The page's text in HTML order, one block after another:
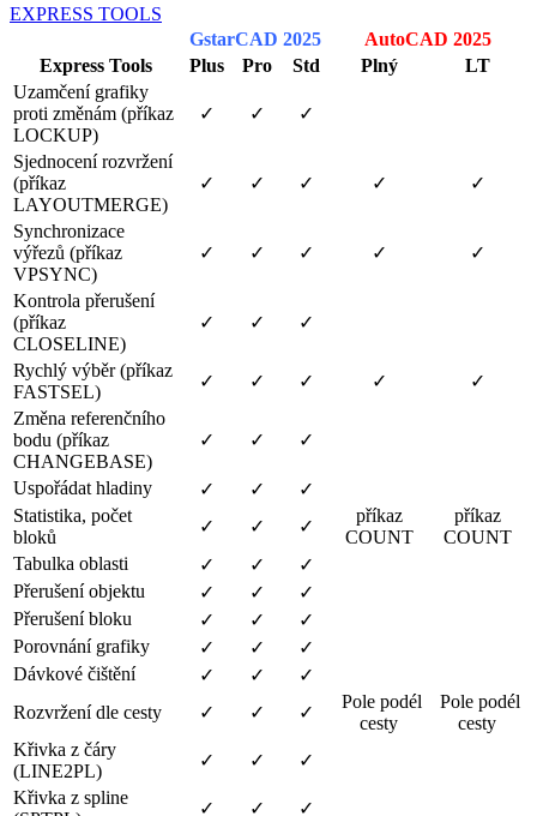
EXPRESS TOOLS
GstarCAD 2025
AutoCAD 2025
Express Tools
Plus Pro Std Plný
LT
Uzamčení grafiky
proti změnám (příkaz
LOCKUP)
✓ ✓ ✓
Sjednocení rozvržení
(příkaz
LAYOUTMERGE)
✓ ✓ ✓ ✓ ✓
Synchronizace
výřezů (příkaz
VPSYNC)
✓ ✓ ✓ ✓ ✓
Kontrola přerušení
(příkaz
CLOSELINE)
✓ ✓ ✓
Rychlý výběr (příkaz
FASTSEL)
✓ ✓ ✓ ✓
✓
Změna referenčního
bodu (příkaz
CHANGEBASE)
✓ ✓ ✓
Uspořádat hladiny ✓ ✓
✓
Statistika, počet
bloků
✓ ✓ ✓
příkaz
COUNT
příkaz
COUNT
Tabulka oblasti
✓ ✓
✓
Přerušení objektu
✓ ✓
✓
Přerušení bloku
✓ ✓
✓
Porovnání grafiky
✓ ✓
✓
Dávkové čištění
✓ ✓
✓
Rozvržení dle cesty
✓ ✓ ✓
Pole podél
cesty
Pole podél
cesty
Křivka z čáry
(LINE2PL)
✓ ✓
✓
Křivka z spline
✓ ✓
✓